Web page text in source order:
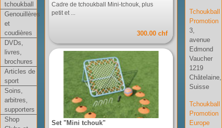
tchoukball
Genouillères
et
coudières
DVDs,
livres,
brochures
Articles de
sport
Soins,
arbitres,
supporters
Shop
Cadre de tchoukball Mini-tchouk, plus
petit et ...
300.00 chf
Set "Mini tchouk"
Tchoukball
Promotion
3,
avenue
Edmond
Vaucher
1219
Châtelaine,
Suisse
Tchoukball
Promotion
Europe